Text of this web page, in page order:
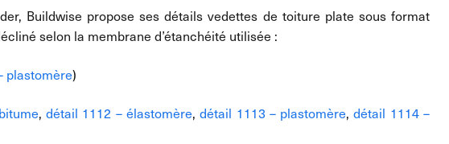
Buildwise propose ses détails vedettes de toiture plate sous format
selon la membrane d’étanchéité utilisée :
plastomère)
, détail 1112 – élastomère,détail 1113 – plastomère,détail 1114 –